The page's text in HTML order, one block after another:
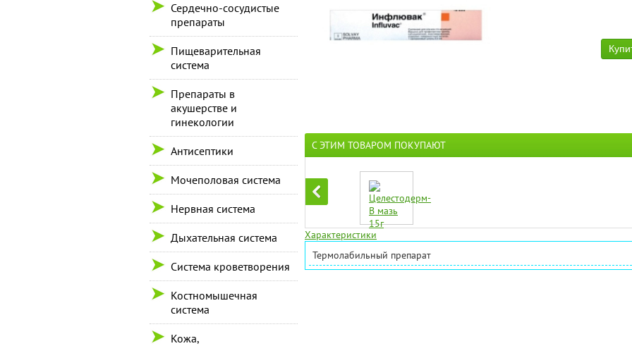
Сердечно-сосудистые
препараты
Пищеварительная
система
Препараты в
акушерстве и
гинекологии
Антисептики
Мочеполовая система
Нервная система
Дыхательная система
Система кроветворения
Костномышечная
система
Кожа,
С ЭТИМ ТОВАРОМ ПОКУПАЮТ
Характеристики
Термолабильный препарат